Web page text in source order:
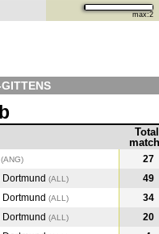
max:2
Total
(ANG)
27
Dortmund (ALL )
49
Dortmund (ALL )
34
Dortmund (ALL )
20